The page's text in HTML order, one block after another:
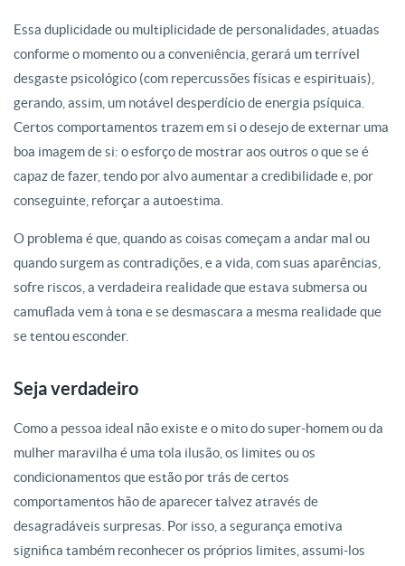
Essa duplicidade ou multiplicidade de personalidades, atuadas
conforme o momento ou a conveniência, gerará um terrível
desgaste psicológico (com repercussões físicas e espirituais),
gerando, assim, um notável desperdício de energia psíquica.
Certos comportamentos trazem em si o desejo de externar uma
boa imagem de si: o esforço de mostrar aos outros o que se é
capaz de fazer, tendo por alvo aumentar a credibilidade e, por
conseguinte, reforçar a autoestima.
O problema é que, quando as coisas começam a andar mal ou
quando surgem as contradições, e a vida, com suas aparências,
sofre riscos, a verdadeira realidade que estava submersa ou
camuflada vem à tona e se desmascara a mesma realidade que
se tentou esconder.
Seja verdadeiro
Como a pessoa ideal não existe e o mito do super-homem ou da
mulher maravilha é uma tola ilusão, os limites ou os
condicionamentos que estão por trás de certos
comportamentos hão de aparecer talvez através de
desagradáveis surpresas. Por isso, a segurança emotiva
significa também reconhecer os próprios limites, assumi-los